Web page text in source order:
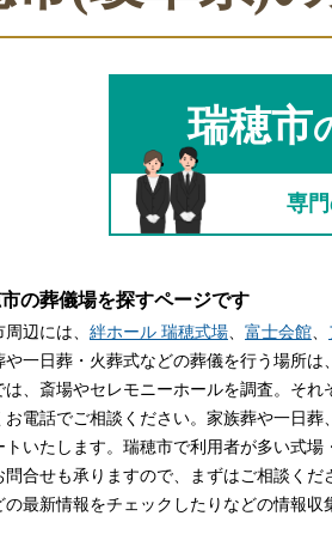
葬儀の準備〜葬儀後ま
葬儀の選び方
家族葬とは
葬儀費用の平均相場
関東
中
関西
中
瑞穂市
専
の葬儀場を探すページです
辺には、 絆ホール 瑞穂式場 富士会館
や一日葬・火葬式などの葬儀を行う場所
は、斎場やセレモニーホールを調査。そ
お電話でご相談ください。家族葬や一日
トいたします。瑞穂市で利用者が多い式
問合せも承りますので、まずはご相談く
の最新情報をチェックしたりなどの情報